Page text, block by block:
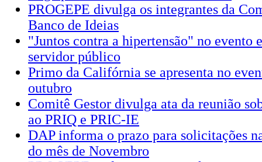
PROGEPE divulga os integrantes da
Banco de Ideias
"Juntos contra a hipertensão" no evento
servidor público
Primo da Califórnia se apresenta no
outubro
Comitê Gestor divulga ata da reunião
ao PRIQ e PRIC-IE
DAP informa o prazo para solicitações
do mês de Novembro